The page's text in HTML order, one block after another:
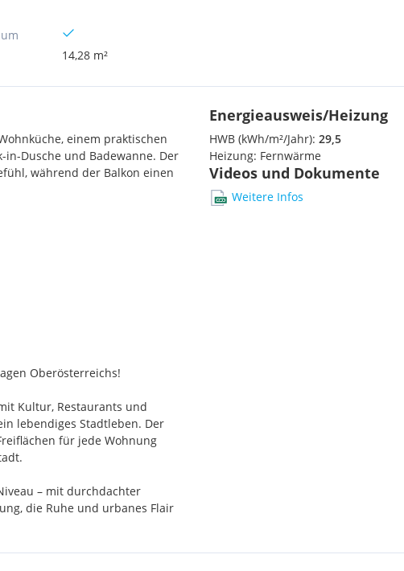
14,28 m²
einem praktischen
Dusche und Badewanne. Der
während der Balkon einen
Oberösterreichs!
Kultur, Restaurants und
lebendiges Stadtleben. Der
für jede Wohnung
– mit durchdachter
die Ruhe und urbanes Flair
Energieausweis/Heizung
HWB (kWh/m²/Jahr): 29,5
Heizung: Fernwärme
Videos und Dokumente
Weitere Infos